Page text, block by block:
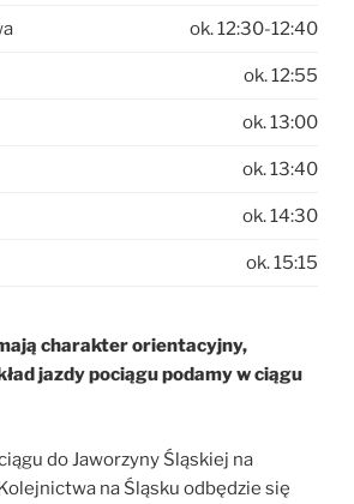
ok. 12:30-12:40
ok. 12:55
ok. 13:00
ok. 13:40
ok. 14:30
ok. 15:15
charakter orientacyjny,
jazdy pociągu podamy w ciągu
do Jaworzyny Śląskiej na
na Śląsku odbędzie się